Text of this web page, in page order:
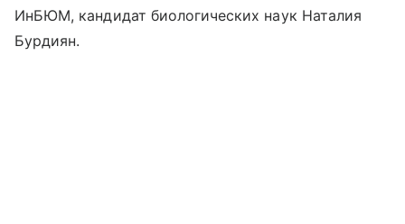
ИнБЮМ, кандидат биологических наук Наталия
Бурдиян.